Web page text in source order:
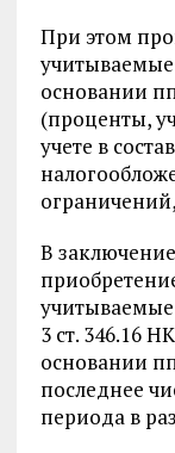
При этом
основании
(проценты,
учете в
В
3 ст. 346.16
основании
последнее
периода в